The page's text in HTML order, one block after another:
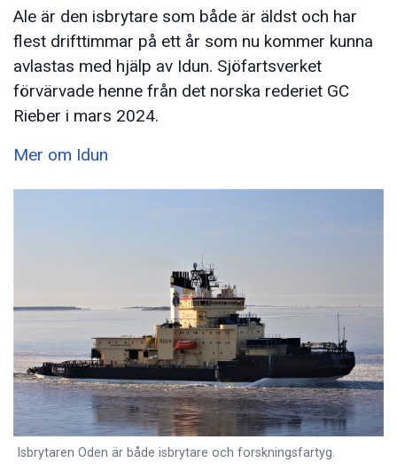
Ale är den isbrytare som både är äldst och har
flest drifttimmar på ett år som nu kommer kunna
avlastas med hjälp av Idun. Sjöfartsverket
förvärvade henne från det norska rederiet GC
Rieber i mars 2024.
Mer om Idun
Isbrytaren Oden är både isbrytare och forskningsfartyg.